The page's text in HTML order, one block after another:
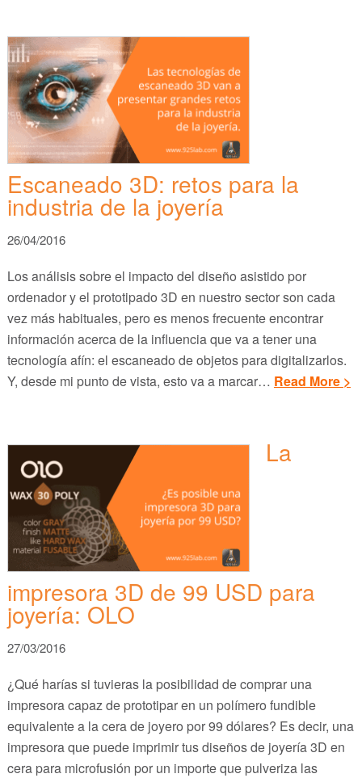
Escaneado 3D: retos para la
industria de la joyería
26/04/2016
Los análisis sobre el impacto del diseño asistido por
ordenador y el prototipado 3D en nuestro sector son cada
vez más habituales, pero es menos frecuente encontrar
información acerca de la influencia que va a tener una
tecnología afín: el escaneado de objetos para digitalizarlos.
Y, desde mi punto de vista, esto va a marcar… Read More >
La
impresora 3D de 99 USD para
joyería: OLO
27/03/2016
¿Qué harías si tuvieras la posibilidad de comprar una
impresora capaz de prototipar en un polímero fundible
equivalente a la cera de joyero por 99 dólares? Es decir, una
impresora que puede imprimir tus diseños de joyería 3D en
cera para microfusión por un importe que pulveriza las